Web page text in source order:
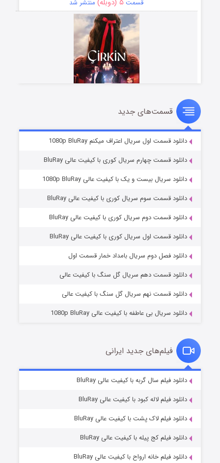
قسمت ۵ (دوبله) منتشر شد
سریال زشت
قسمت۲ (زیرنویس) منتشر شد
مردگان متحرک: شهر مرده ۳
قسمت۲ (زیرنویس) منتشر شد
قسمت۷ (زیرنویس) منتشر شد
قسمت‌های جدید
دانلود قسمت اول سریال اعتراف میکنم 1080p BluRay
دانلود قسمت چهارم سریال کوری با کیفیت عالی BluRay
دانلود سریال بیست و یک با کیفیت عالی 1080p BluRay
دانلود قسمت سوم سریال کوری با کیفیت عالی BluRay
دانلود قسمت دوم سریال کوری با کیفیت عالی BluRay
دانلود قسمت اول سریال کوری با کیفیت عالی BluRay
دانلود فصل دوم سریال بامداد خمار قسمت اول
دانلود قسمت دهم سریال گل سنگ با کیفیت عالی
دانلود قسمت نهم سریال گل سنگ با کیفیت عالی
دانلود سریال بی عاطفه با کیفیت عالی 1080p BluRay
فیلم‌های جدید ایرانی
دانلود فیلم سال گربه با کیفیت عالی BluRay
دانلود فیلم لاله کبود با کیفیت عالی BluRay
دانلود فیلم لاک پشت با کیفیت عالی BluRay
دانلود فیلم کج‌ پیله با کیفیت عالی BluRay
دانلود فیلم خانه ارواح با کیفیت عالی BluRay